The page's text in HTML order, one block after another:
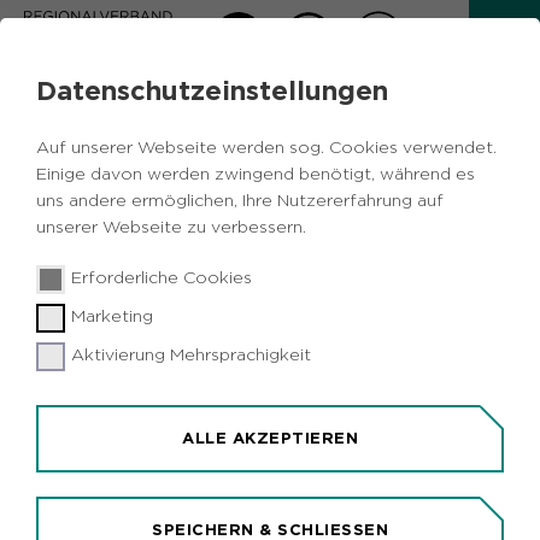
Datenschutzeinstellungen
Auf unserer Webseite werden sog. Cookies verwendet.
Einige davon werden zwingend benötigt, während es
uns andere ermöglichen, Ihre Nutzererfahrung auf
unserer Webseite zu verbessern.
Erforderliche Cookies
Marketing
Aktivierung Mehrsprachigkeit
ALLE AKZEPTIEREN
SPEICHERN & SCHLIESSEN
DATENSCHUTZERKLÄRUNG
Wir freuen uns über Ihr Interesse an unserer
Website. Der Schutz Ihrer personenbezogenen
Daten ist uns ein wichtiges Anliegen. Wir
beachten die gesetzlichen Vorschriften zum
Datenschutz und zur Datensicherheit.
Wir unterliegen insbesondere den Bestimmungen
der Datenschutz-Grundverordnung (DSGVO), des
Bundesdatenschutzgesetzes in der seit dem
insbesondere berechtigt, personenbezogene